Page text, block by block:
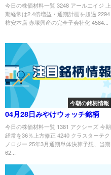
今日の株価材料一覧 3248 アールエイジ 上
期経常は2.4倍増益・通期計画を超過 2294
柿安本店 赤塚興産の完全子会社化 4584...
今朝の銘柄情報
04月28日みやけウォッチ銘柄
今日の株価材料一覧 1381 アクシーズ 今期
経常を36％上方修正 4240 クラスターテク
ノロジー 25年3月通期単体決算予想、当期
62...